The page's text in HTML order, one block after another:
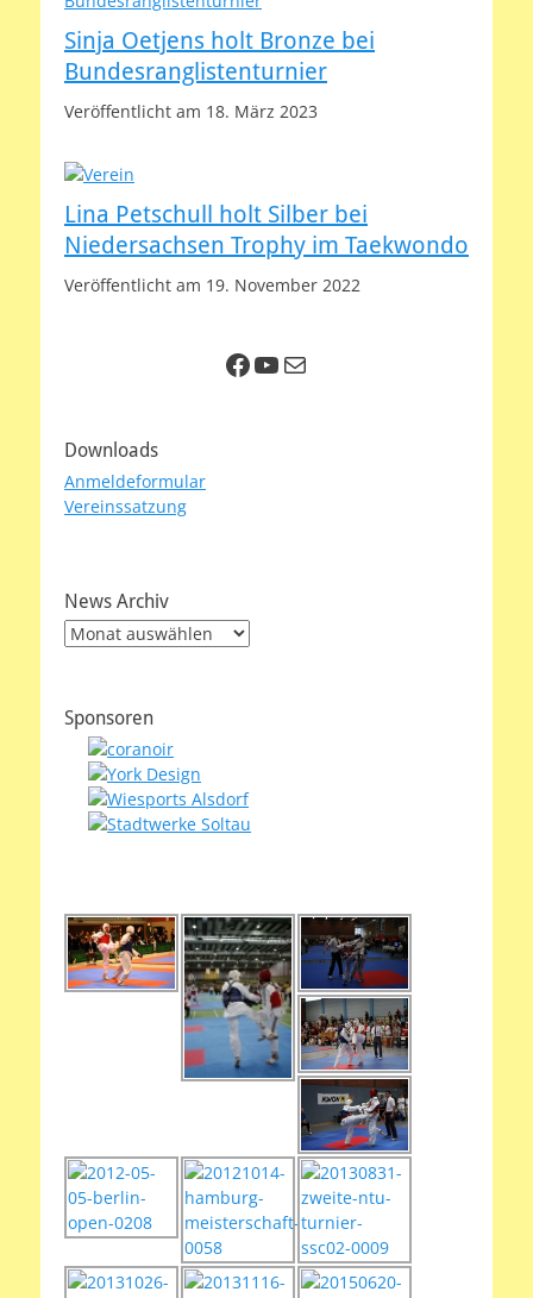
Sinja Oetjens holt Bronze bei
Bundesranglistenturnier
Veröffentlicht am 18. März 2023
Lina Petschull holt Silber bei
Niedersachsen Trophy im Taekwondo
Veröffentlicht am 19. November 2022
Facebook
YouTube
E-Mail
Downloads
Anmeldeformular
Vereinssatzung
News Archiv
News
Sponsoren